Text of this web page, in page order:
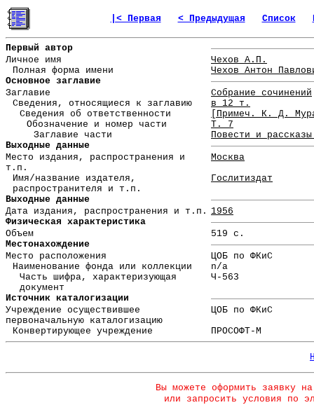
|< Первая < Предыдущая Список
Первый автор
Личное имя
Чехов А.П.
Полная форма имени
Чехов Антон
Основное заглавие
Заглавие
Собрание сочинений
Сведения, относящиеся к заглавию
в 12 т.
Сведения об ответственности
[Примеч. К. Д.
Обозначение и номер части
Т. 7
Заглавие части
Повести и
Выходные данные
Место издания, распространения и
т.п.
Москва
Имя/название издателя,
распространителя и т.п.
Гослитиздат
Выходные данные
Дата издания, распространения и т.п. 1956
Физическая характеристика
Объем
519 с.
Местонахождение
Место расположения
ЦОБ по ФКиС
Наименование фонда или коллекции
n/a
Часть шифра, характеризующая
документ
Ч-563
Источник каталогизации
Учреждение осуществившее
первоначальную каталогизацию
ЦОБ по ФКиС
Конвертирующее учреждение
ПРОСОФТ-М
Вы можете оформить заявку
или запросить условия по